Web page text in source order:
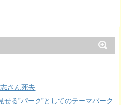
さん死去
る”パーク”としてのテーマパーク